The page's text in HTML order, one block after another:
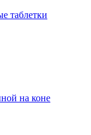
таблетки
на коне